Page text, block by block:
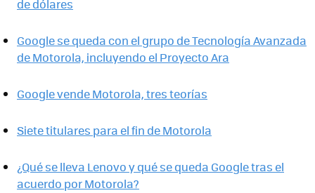
de dólares
Google se queda con el grupo de Tecnología Avanzada
de Motorola, incluyendo el Proyecto Ara
Google vende Motorola, tres teorías
Siete titulares para el fin de Motorola
¿Qué se lleva Lenovo y qué se queda Google tras el
acuerdo por Motorola?